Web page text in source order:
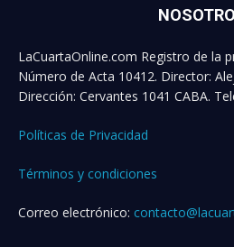
LaCuartaOnline.com Registro de la
Número de Acta 10412. Director:
Dirección: Cervantes 1041 CABA.
Políticas de Privacidad
Términos y condiciones
Correo electrónico: